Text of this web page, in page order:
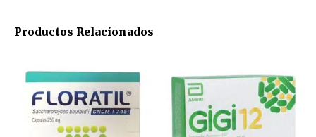
Productos Relacionados